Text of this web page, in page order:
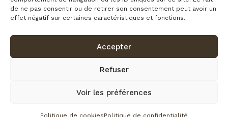
de ne pas consentir ou de retirer son consentement peut avoir un
effet négatif sur certaines caractéristiques et fonctions.
Accepter
Refuser
Voir les préférences
Politique de cookiesPolitique de confidentialité
Clairefontaine
Conditions générales de vente
Plan du site
fait avec par l’Agence IDCOM